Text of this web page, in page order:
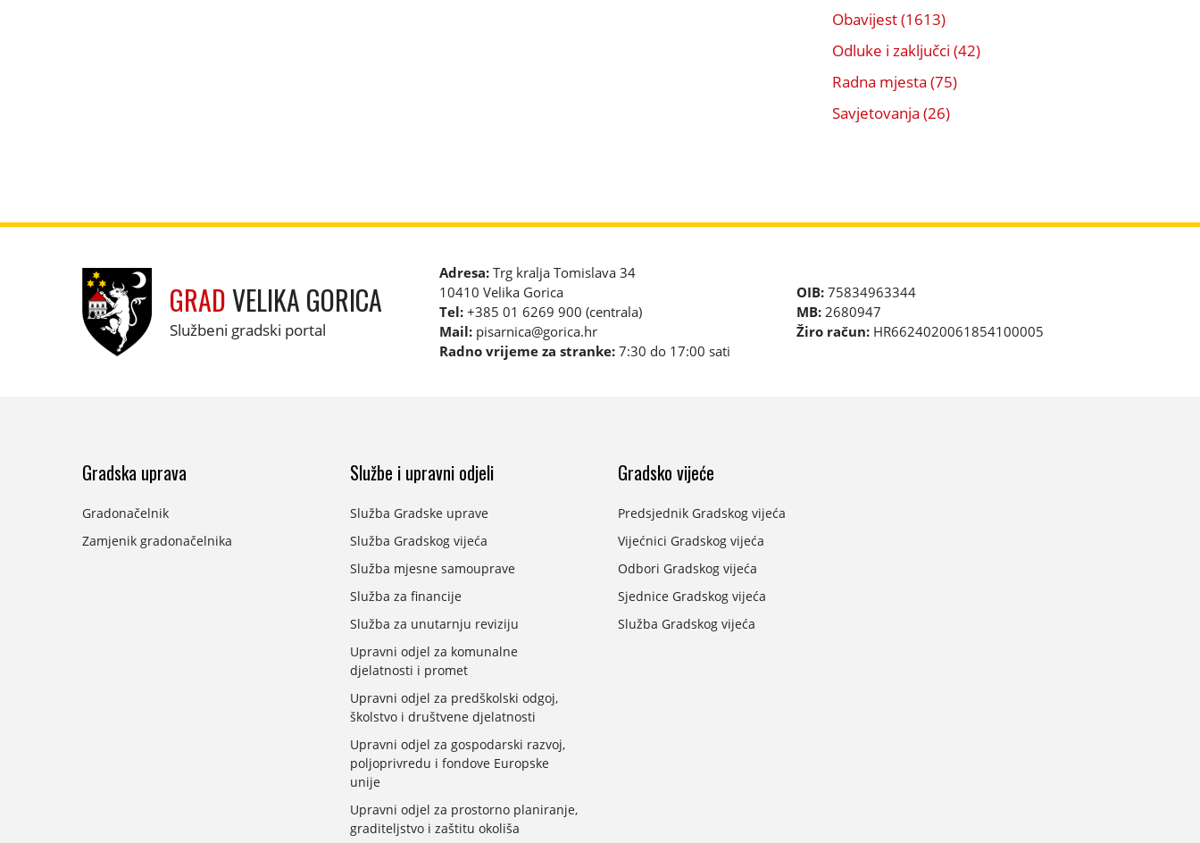
Obavijest (1613)
Odluke i zaključci (42)
Radna mjesta (75)
Savjetovanja (26)
GRADVELIKA GORICA
Službeni gradski portal
Adresa: Trg kralja Tomislava 34
10410 Velika Gorica
Tel: +385 01 6269 900 (centrala)
Mail: pisarnica@gorica.hr
Radno vrijeme za stranke: 7:30 do 17:00 sati
OIB: 75834963344
MB: 2680947
Žiro račun: HR6624020061854100005
Gradska uprava
Gradonačelnik
Zamjenik gradonačelnika
Službe i upravni odjeli
Služba Gradske uprave
Služba Gradskog vijeća
Služba mjesne samouprave
Služba za financije
Služba za unutarnju reviziju
Upravni odjel za komunalne
djelatnosti i promet
Upravni odjel za predškolski odgoj,
školstvo i društvene djelatnosti
Upravni odjel za gospodarski razvoj,
poljoprivredu i fondove Europske
unije
Upravni odjel za prostorno planiranje,
graditeljstvo i zaštitu okoliša
Gradsko vijeće
Predsjednik Gradskog vijeća
Vijećnici Gradskog vijeća
Odbori Gradskog vijeća
Sjednice Gradskog vijeća
Služba Gradskog vijeća